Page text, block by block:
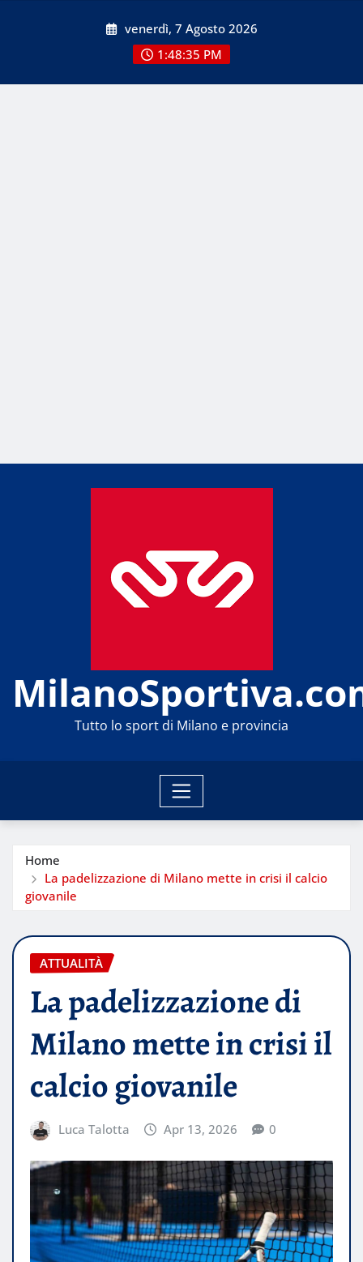
venerdì, 7 Agosto 2026
1:48:36 PM
Tutto lo sport di Milano e provincia
Home
La padelizzazione di Milano mette in crisi il calcio
giovanile
ATTUALITÀ
La padelizzazione di
Milano mette in crisi il
calcio giovanile
Luca Talotta Apr 13, 2026 0